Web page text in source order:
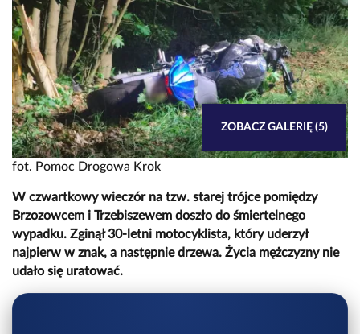
fot. Pomoc Drogowa Krok
ZOBACZ GALERIĘ (5)
W czwartkowy wieczór na tzw. starej trójce pomiędzy
Brzozowcem i Trzebiszewem doszło do śmiertelnego
wypadku. Zginął 30-letni motocyklista, który uderzył
najpierw w znak, a następnie drzewa. Życia mężczyzny nie
udało się uratować.